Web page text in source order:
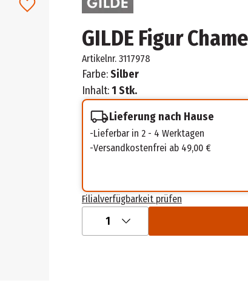
GILDE Figur
Artikelnr. 3117978
Farbe:Silber
Inhalt:1 Stk.
Lieferung nach Hause
Lieferbar in 2 - 4 Werktagen
Versandkostenfrei ab 49,00 €
Filialverfügbarkeit prüfen
1